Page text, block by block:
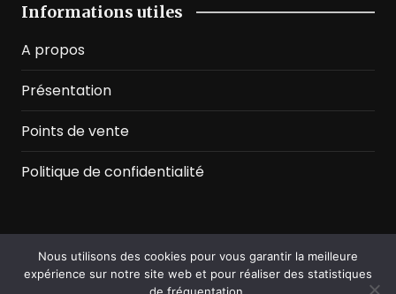
Informations utiles
A propos
Présentation
Points de vente
Politique de confidentialité
©2026 Prussian Blue. All Rights Reserved
Nous utilisons des cookies pour vous garantir la meilleure
expérience sur notre site web et pour réaliser des statistiques